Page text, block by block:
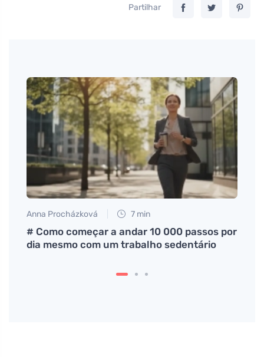
Partilhar
Anna Procházková 7 min
# Como começar a andar 10 000 passos por
dia mesmo com um trabalho sedentário